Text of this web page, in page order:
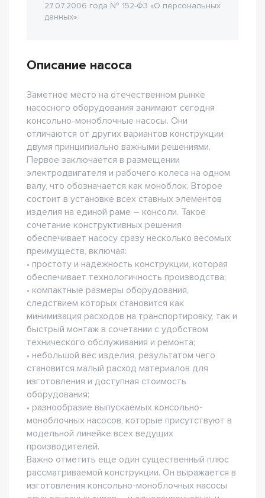
27.07.2006 года № 152-Ф3 «О персональных
данных».
Описание насоса
Заметное место на отечественном рынке
насосного оборудования занимают сегодня
консольно-моноблочные насосы. Они
отличаются от других вариантов конструкции
двумя принципиально важными решениями.
Первое заключается в размещении
электродвигателя и рабочего колеса на одном
валу, что обозначается как моноблок. Второе
состоит в установке всех ставных элементов
изделия на единой раме – консоли. Такое
сочетание конструктивных решения
обеспечивает насосу сразу несколько весомых
преимуществ, включая:
• простоту и надежность конструкции, которая
обеспечивает технологичность производства;
• компактные размеры оборудования,
следствием которых становится как
минимизация расходов на транспортировку, так и
быстрый монтаж в сочетании с удобством
технического обслуживания и ремонта;
• небольшой вес изделия, результатом чего
становится малый расход материалов для
изготовления и доступная стоимость
оборудования;
• разнообразие выпускаемых консольно-
моноблочных насосов, которые присутствуют в
модельной линейке всех ведущих
производителей.
Важно отметить еще один существенный плюс
рассматриваемой конструкции. Он выражается в
изготовления консольно-моноблочных насосы